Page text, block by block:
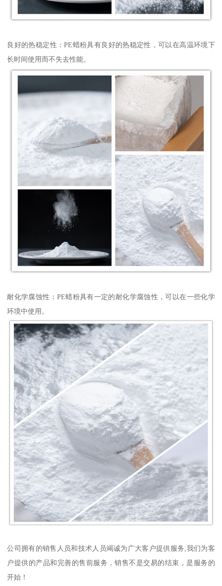
良好的热稳定性：PE蜡粉具有良好的热稳定性，可以在高温环境下
长时间使用而不失去性能。
耐化学腐蚀性：PE蜡粉具有一定的耐化学腐蚀性，可以在一些化学
环境中使用。
公司拥有的销售人员和技术人员竭诚为广大客户提供服务,我们为客
户提供的产品和完善的售前服务，销售不是交易的结束，是服务的
开始！